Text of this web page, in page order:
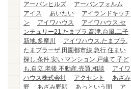
アーバンヒルズ
アーバンフォルム
アイス
あいたい
アイランドキッチ
ン
アイワハウス
アイワハウス.セ
ンチュリー21.たまプラ.高津.台風.二子
新地.多摩川
アイワハウス.たまプラ.
たまプラーザ.田園都市線.急行.住まい
探し.条件.安い.マンション.戸建て.子ど
も.自立.老後.不動産.売買.相談
アイワ
ハウス株式会社
アクセント
あざみ
野
あざみ野駅 あっという間
ア